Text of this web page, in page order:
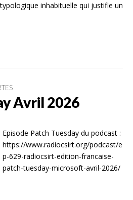
inhabituelle qui justifie un
Avril 2026
Episode Patch Tuesday du podcast :
https://www.radiocsirt.org/podcast/e
p-629-radiocsirt-edition-francaise-
patch-tuesday-microsoft-avril-2026/